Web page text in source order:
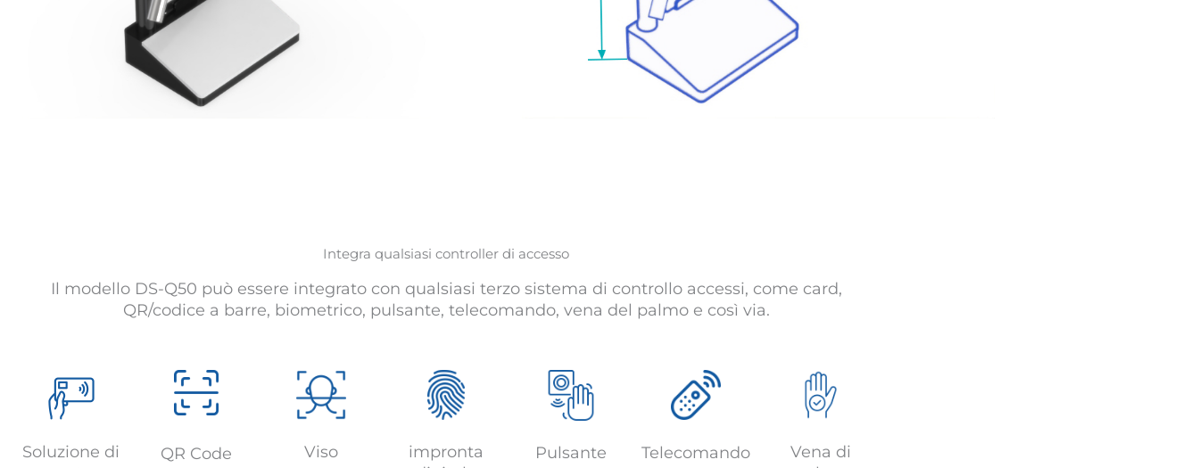
Integra qualsiasi controller di accesso
Il modello DS-Q50 può essere integrato con qualsiasi terzo sistema di controllo accessi, come card,
QR/codice a barre, biometrico, pulsante, telecomando, vena del palmo e così via.
Soluzione di
QR Code Viso
impronta
Pulsante
Telecomando
Vena di